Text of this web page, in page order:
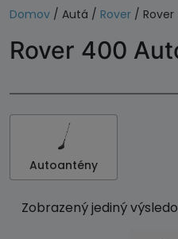
Domov / Autá / Rover / Rover
Rover 400
Autoantény
Zobrazený jediný